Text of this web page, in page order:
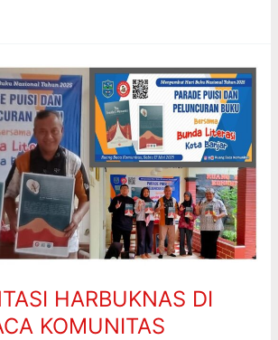
HARBUKNAS DI
KOMUNITAS